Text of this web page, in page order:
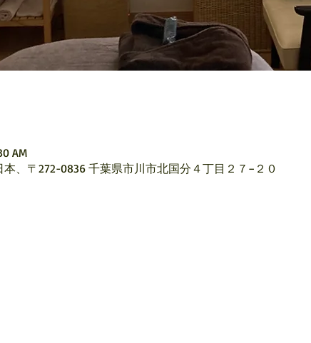
AM
、〒272-0836 千葉県市川市北国分４丁目２７−２０